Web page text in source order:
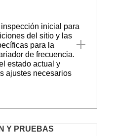
inicial para
del sitio y las
para la
de frecuencia.
estado actual y
ajustes necesarios
Y PRUEBAS